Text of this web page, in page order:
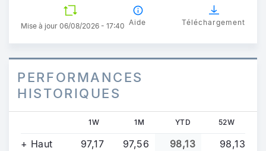
Mise à jour 06/08/2026 - 17:40 Aide Téléchargement
PERFORMANCES
HISTORIQUES
1W 1M YTD 52W
+ Haut 97,17 97,56 98,13
98,13